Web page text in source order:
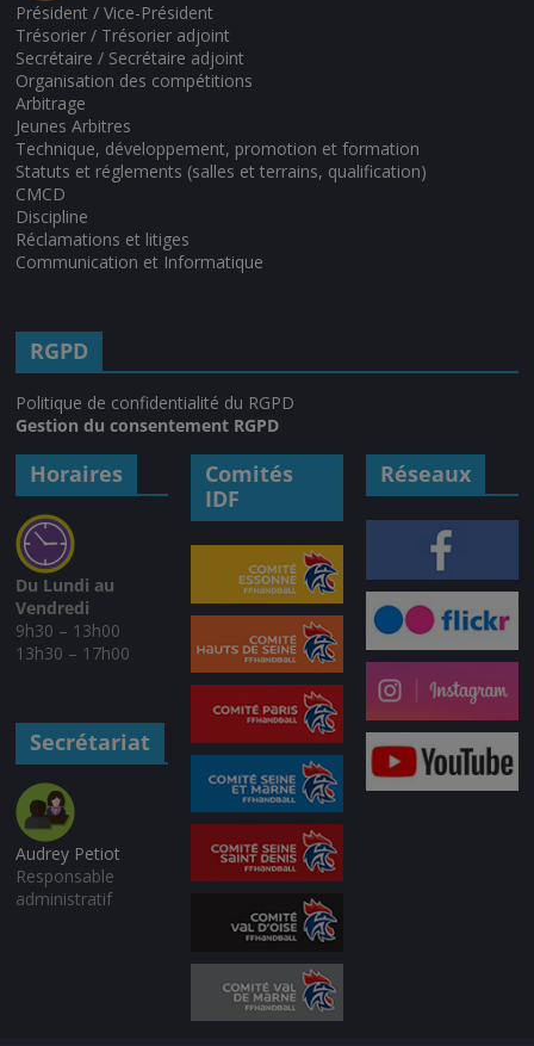
Président / Vice-Président
Trésorier / Trésorier adjoint
Secrétaire / Secrétaire adjoint
Organisation des compétitions
Arbitrage
Jeunes Arbitres
Technique, développement, promotion et formation
Statuts et réglements (salles et terrains, qualification)
CMCD
Discipline
Réclamations et litiges
Communication et Informatique
RGPD
Politique de confidentialité du RGPD
Gestion du consentement RGPD
Horaires
Du Lundi au
Vendredi
9h30 – 13h00
13h30 – 17h00
Secrétariat
Audrey Petiot
Responsable
administratif
Comités
IDF
Réseaux